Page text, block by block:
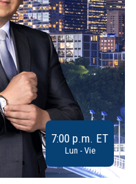
7:00 p.m. ET
Lun - Vie